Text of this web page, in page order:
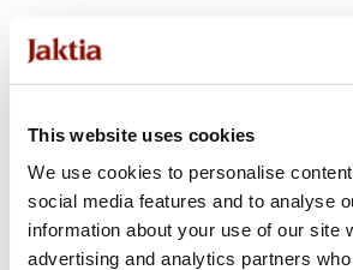
This website uses cookies
We use cookies to personalise
social media features and to analyse
information about your use of our site
advertising and analytics partners